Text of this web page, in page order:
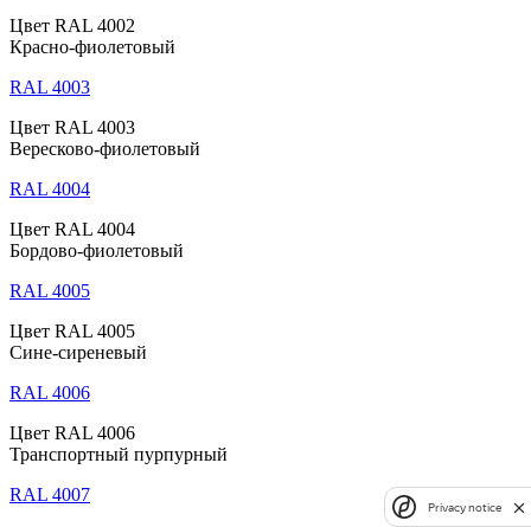
Цвет RAL 4002
Красно-фиолетовый
RAL 4003
Цвет RAL 4003
Вересково-фиолетовый
RAL 4004
Цвет RAL 4004
Бордово-фиолетовый
RAL 4005
Цвет RAL 4005
Сине-сиреневый
RAL 4006
Цвет RAL 4006
Транспортный пурпурный
RAL 4007
Privacy notice